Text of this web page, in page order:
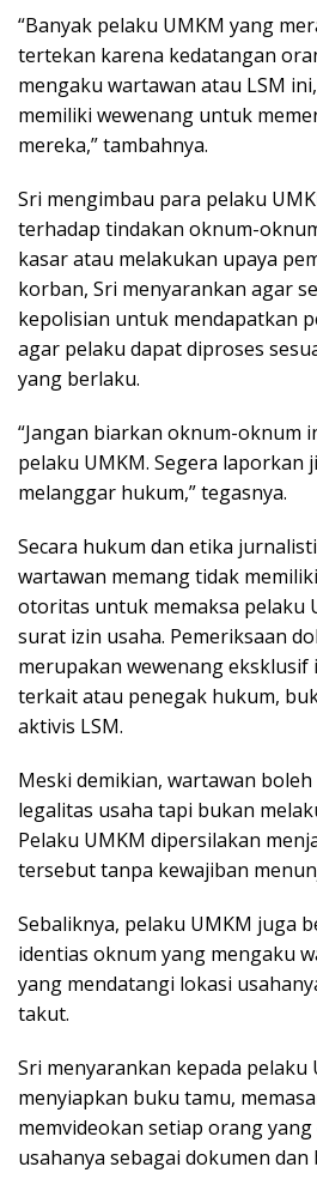
“Banyak pelaku UMKM yang
tertekan karena kedatangan
mengaku wartawan atau LSM
memiliki wewenang untuk
mereka,” tambahnya.
Sri mengimbau para pelaku
terhadap tindakan oknum-
kasar atau melakukan upaya
korban, Sri menyarankan agar
kepolisian untuk mendapatkan
agar pelaku dapat diproses
yang berlaku.
“Jangan biarkan oknum-oknum
pelaku UMKM. Segera laporkan
melanggar hukum,” tegasnya.
Secara hukum dan etika
wartawan memang tidak
otoritas untuk memaksa pelaku
surat izin usaha. Pemeriksaan
merupakan wewenang
terkait atau penegak hukum,
aktivis LSM.
Meski demikian, wartawan
legalitas usaha tapi bukan
Pelaku UMKM dipersilakan
tersebut tanpa kewajiban
Sebaliknya, pelaku UMKM juga
identias oknum yang mengaku
yang mendatangi lokasi
takut.
Sri menyarankan kepada pelaku
menyiapkan buku tamu,
memvideokan setiap orang
usahanya sebagai dokumen dan